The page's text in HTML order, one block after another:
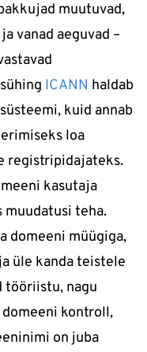
muutuvad,
vanad aeguvad –
ICANN haldab
kuid annab
loa
registripidajateks.
kasutaja
teha.
domeeni müügiga,
üle kanda teistele
tööriistu, nagu
kontroll,
on juba